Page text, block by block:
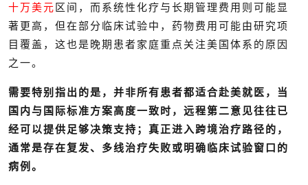
十万美元 区间，而系统性化疗与长期管理费用则可能显
著更高，但在部分临床试验中，药物费用可能由研究项
目覆盖，这也是晚期患者家庭重点关注美国体系的原因
之一。
需要特别指出的是，并非所有患者都适合赴美就医，当
国内与国际标准方案高度一致时，远程第二意见往往已
经可以提供足够决策支持；真正进入跨境治疗路径的，
通常是存在复发、多线治疗失败或明确临床试验窗口的
病例。